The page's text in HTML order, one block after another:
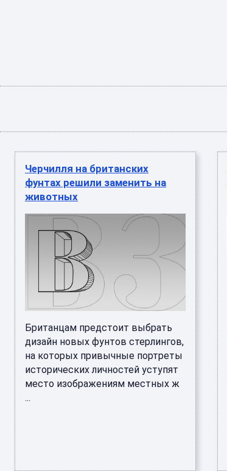
Черчилля на британских
фунтах решили заменить на
животных
Британцам предстоит выбрать
дизайн новых фунтов стерлингов,
на которых привычные портреты
исторических личностей уступят
место изображениям местных ж
...